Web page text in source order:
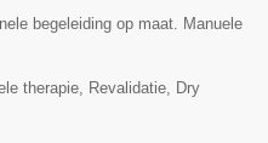
begeleiding op maat. Manuele
therapie, Revalidatie, Dry